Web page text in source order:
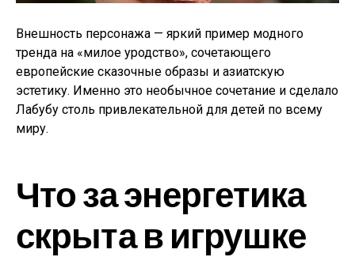
Внешность персонажа — яркий пример модного
тренда на «милое уродство», сочетающего
европейские сказочные образы и азиатскую
эстетику. Именно это необычное сочетание и сделало
Лабубу столь привлекательной для детей по всему
миру.
Что за энергетика
скрыта в игрушке